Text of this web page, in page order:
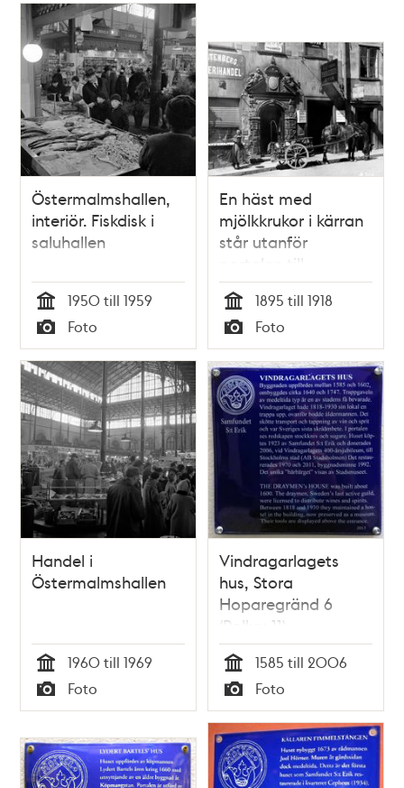
Östermalmshallen,
interiör. Fiskdisk i
saluhallen
Tid
1950 till 1959
Typ
Foto
En häst med
mjölkkrukor i kärran
står utanför
portalen till
Stortorget 20
Tid
1895 till 1918
Typ
Foto
Handel i
Östermalmshallen
Tid
1960 till 1969
Typ
Foto
Vindragarlagets
hus, Stora
Hoparegränd 6
(Pollux 11)
Tid
1585 till 2006
Typ
Foto